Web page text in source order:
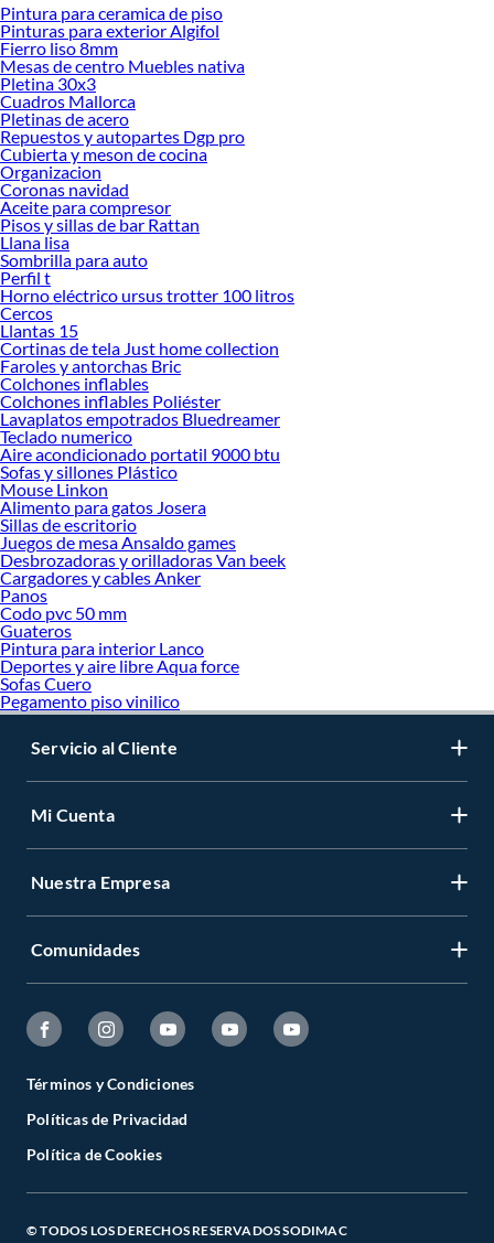
Desde remodelaciones hasta proyectos de decoración, estamos aquí para hacer
tus ideas realidad. ¡Visítanos y encuentra todo lo que tenemos para ofrecerte en
Sillas plegables y pisos!
Explora la variedad de productos de Sillas plegables y pisos en Sodimac
Herramientas, materiales y accesorios de calidad para tus proyectos y
renovación de espacios. ¡Visítanos y descubre todo lo que tenemos para
ofrecerte!
Encuentra una amplia variedad de productos de Sillas plegables y pisos en
Sodimac. Encuentra todo lo necesario para tus proyectos de renovación y
decoración. ¡Visítanos y haz tus ideas realidad!
Pintura para ceramica de piso
Pinturas para exterior Algifol
Fierro liso 8mm
Mesas de centro Muebles nativa
Pletina 30x3
Cuadros Mallorca
Pletinas de acero
Repuestos y autopartes Dgp pro
Cubierta y meson de cocina
Organizacion
Coronas navidad
Aceite para compresor
Pisos y sillas de bar Rattan
Llana lisa
Sombrilla para auto
Perfil t
Horno eléctrico ursus trotter 100 litros
Cercos
Llantas 15
Cortinas de tela Just home collection
Faroles y antorchas Bric
Colchones inflables
Colchones inflables Poliéster
Lavaplatos empotrados Bluedreamer
Teclado numerico
Aire acondicionado portatil 9000 btu
Sofas y sillones Plástico
Mouse Linkon
Alimento para gatos Josera
Sillas de escritorio
Juegos de mesa Ansaldo games
Desbrozadoras y orilladoras Van beek
Cargadores y cables Anker
Panos
Codo pvc 50 mm
Guateros
Pintura para interior Lanco
Deportes y aire libre Aqua force
Sofas Cuero
Pegamento piso vinilico
Servicio al Cliente
Mi Cuenta
Nuestra Empresa
Comunidades
Términos y Condiciones
Políticas de Privacidad
Política de Cookies
© TODOS LOS DERECHOS RESERVADOS SODIMAC